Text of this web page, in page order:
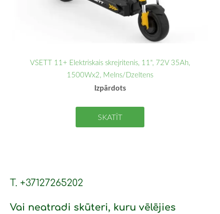
T. +37127265202
Vai neatradi skūteri, kuru vēlējies
VSETT 11+ Elektriskais skrejritenis, 11", 72V 35Ah,
1500Wx2, Melns/Dzeltens
Izpārdots
SKATĪT